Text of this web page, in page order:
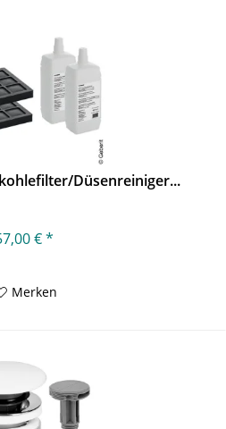
Düsenreiniger...
€ *
Merken